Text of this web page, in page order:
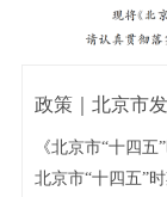
政策｜北京市
《北京市“十四
北京市“十四五”